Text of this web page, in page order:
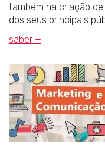
também na criação
dos seus principais
saber +